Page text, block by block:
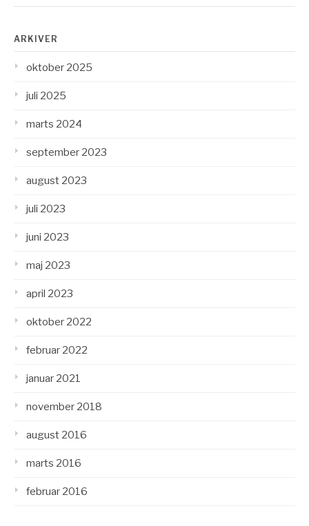
ARKIVER
oktober 2025
juli 2025
marts 2024
september 2023
august 2023
juli 2023
juni 2023
maj 2023
april 2023
oktober 2022
februar 2022
januar 2021
november 2018
august 2016
marts 2016
februar 2016